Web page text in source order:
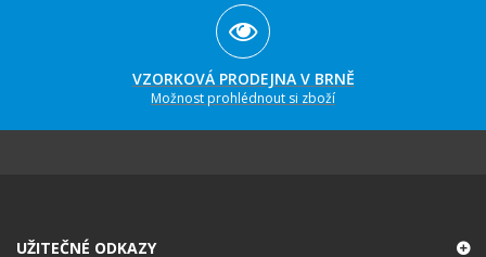
VZORKOVÁ PRODEJNA V BRNĚ
Možnost prohlédnout si zboží
UŽITEČNÉ ODKAZY